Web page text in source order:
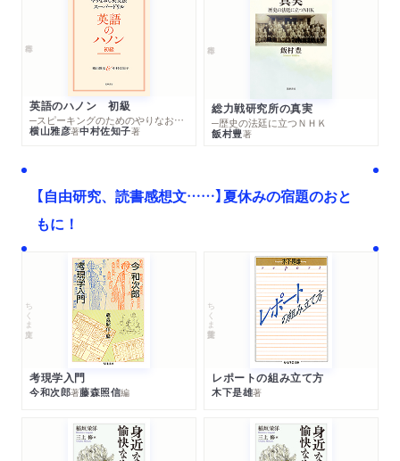
英語のハノン 初級
─スピーキングのためのやりなおし英文法スーパードリル
横山雅彦著中村佐知子著
総力戦研究所の真実
─歴史の法廷に立つＮＨＫ
飯村豊著
【自由研究、読書感想文……】夏休みの宿題のおと
もに！
ちくま文庫
考現学入門
今和次郎著藤森照信編
ちくま学芸文庫
レポートの組み立て方
木下是雄著